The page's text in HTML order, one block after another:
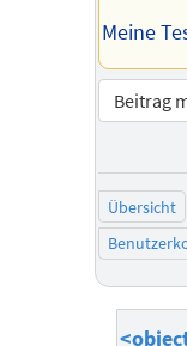
Meine
Beitrag
Übersicht